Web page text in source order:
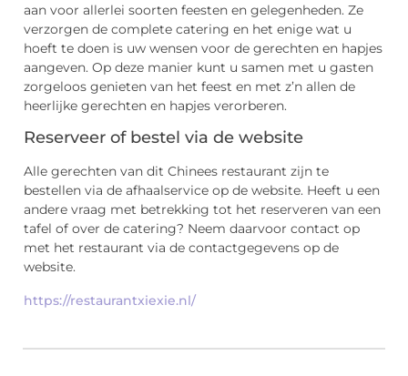
aan voor allerlei soorten feesten en gelegenheden. Ze
verzorgen de complete catering en het enige wat u
hoeft te doen is uw wensen voor de gerechten en hapjes
aangeven. Op deze manier kunt u samen met u gasten
zorgeloos genieten van het feest en met z’n allen de
heerlijke gerechten en hapjes verorberen.
Reserveer of bestel via de website
Alle gerechten van dit Chinees restaurant zijn te
bestellen via de afhaalservice op de website. Heeft u een
andere vraag met betrekking tot het reserveren van een
tafel of over de catering? Neem daarvoor contact op
met het restaurant via de contactgegevens op de
website.
https://restaurantxiexie.nl/